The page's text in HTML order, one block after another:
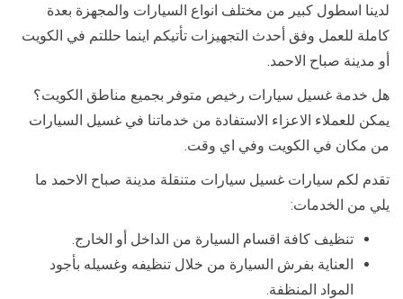
لدينا اسطول كبير من مختلف انواع السيارات والمجهزة بعدة
كاملة للعمل وفق أحدث التجهيزات تأتيكم اينما حللتم في الكويت
أو مدينة صباح الاحمد.
هل خدمة غسيل سيارات رخيص متوفر بجميع مناطق الكويت؟
يمكن للعملاء الاعزاء الاستفادة من خدماتنا في غسيل السيارات
من مكان في الكويت وفي اي وقت.
تقدم لكم سيارات غسيل سيارات متنقلة مدينة صباح الاحمد ما
يلي من الخدمات:
تنظيف كافة اقسام السيارة من الداخل أو الخارج.
العناية بفرش السيارة من خلال تنظيفه وغسيله بأجود
المواد المنظفة.